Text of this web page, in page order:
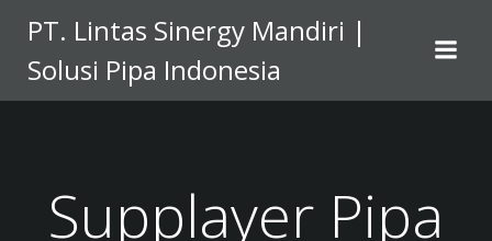
to
content
PT. Lintas Sinergy Mandiri |
Solusi Pipa Indonesia
Supplayer Pipa